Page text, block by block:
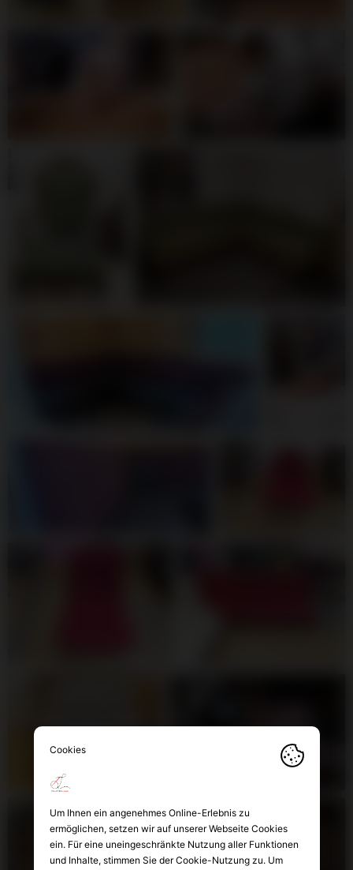
Um Ihnen ein angenehmes Online-Erlebnis zu
ermöglichen, setzen wir auf unserer Webseite Cookies
ein. Für eine uneingeschränkte Nutzung aller Funktionen
und Inhalte, stimmen Sie der Cookie-Nutzung zu. Um